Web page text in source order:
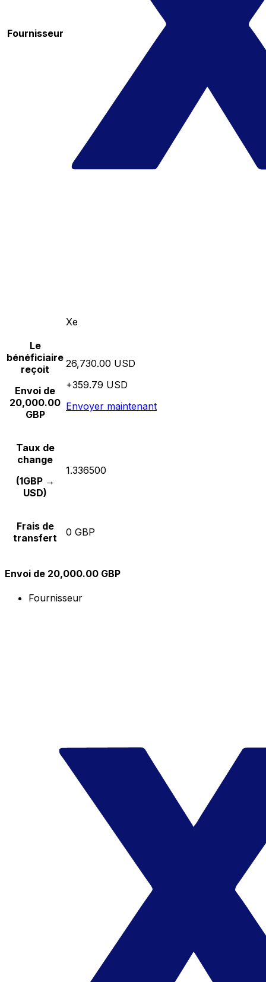
Fournisseur
Xe
Le
bénéficiaire
reçoit
Envoi de
20,000.00
GBP
26,730.00 USD
+359.79 USD
Envoyer maintenant
Taux de
change
(1GBP →
USD)
1.336500
Frais de
transfert
0 GBP
Envoi de 20,000.00 GBP
Fournisseur